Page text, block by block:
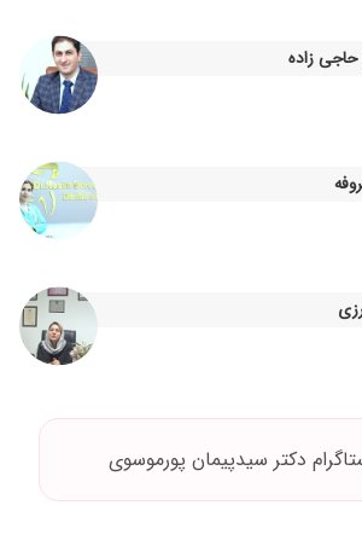
۱۴۰۴/۰۵/۰۱
۱۴۰۰/۰۴/۲۶
۱۴۰۰/۱۱/۱۰
شون موثر بود و اخلاقا هم صبور
۱۴۰۴/۰۴/۲۳
۱۴۰۴/۰۷/۲۸
جراحی و لیزر اسکار مراجعه میکنم. هم
۱۴۰۵/۰۲/۱۴
پوستی مراجعه کردم ایشان بسیار
، متخصص و با حوصله ای هستند البته
قرار است من برای ادامه درمان ٢ الی ٣ جلسه دیگر
ضمنا قبل از مراجعه تا حد امکان در مورد
۱۴۰۴/۰۸/۱۲
حاجی زاده
دکتر سیدپیمان پورموسوی